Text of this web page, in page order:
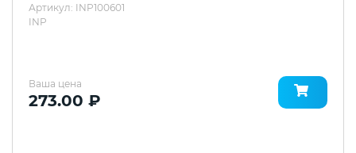
Артикул: INP100601
INP
Ваша цена
273.00 ₽